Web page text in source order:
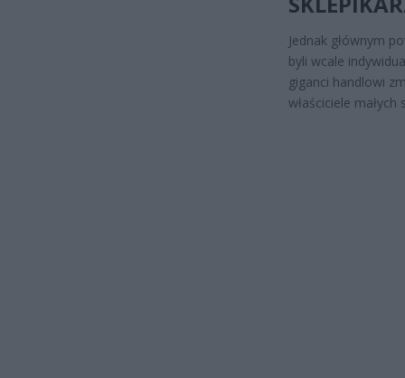
Jednak głównym
byli wcale
giganci handlowi
właściciele